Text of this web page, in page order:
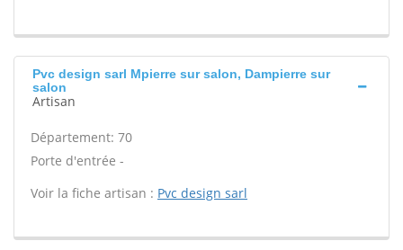
Pvc design sarl Mpierre sur salon, Dampierre sur
salon
Artisan
Département: 70
Porte d'entrée -
Voir la fiche artisan : Pvc design sarl